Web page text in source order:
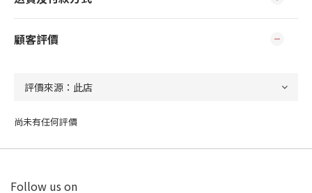
顧客評價
尚未有任何評價
Follow us on